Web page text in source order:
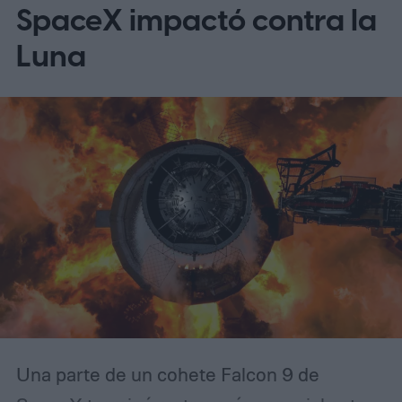
afirman ahora que su diseño único también
lo hace inesperadamente eficaz para
detectar asteroides peligrosos que se
dirigen hacia nosotros (según MIT
Technology Review).
SpaceX impactó contra la
Luna
Una parte de un cohete Falcon 9 de